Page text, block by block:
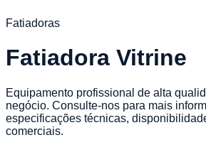
Fatiadoras
Fatiadora Vitrine
Equipamento profissional de alta
negócio. Consulte-nos para mais
especificações técnicas,
comerciais.